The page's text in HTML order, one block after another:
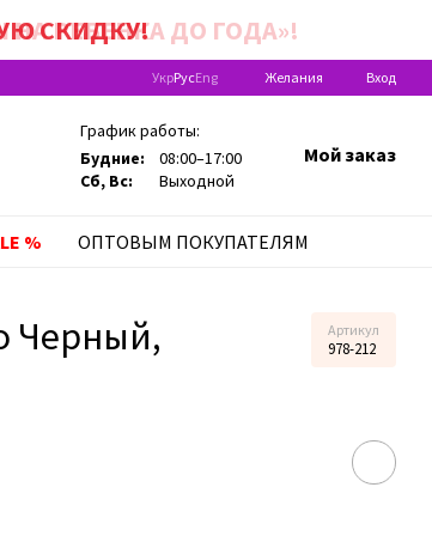
СКИДКУ!
РЕБEНКА ДО ГОДА»!
УкрРусEng Желания Вход
График работы:
Будние:
08:00–17:00
Сб, Вс:
Выходной
Мой заказ
% ОПТОВЫМ ПОКУПАТЕЛЯМ
Черный,
Артикул
978-212